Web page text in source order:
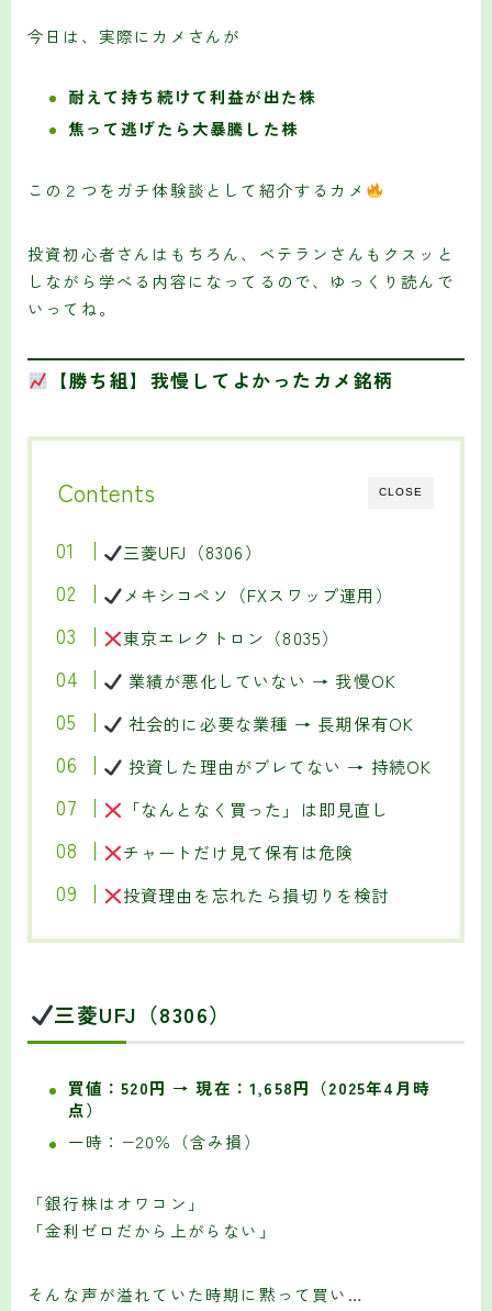
今日は、実際にカメさんが
耐えて持ち続けて利益が出た株
焦って逃げたら大暴騰した株
この２つをガチ体験談として紹介するカメ
投資初心者さんはもちろん、ベテランさんもクスッと
しながら学べる内容になってるので、ゆっくり読んで
いってね。
【勝ち組】我慢してよかったカメ銘柄
CLOSE
Contents
三菱UFJ（8306）
メキシコペソ（FXスワップ運用）
東京エレクトロン（8035）
業績が悪化していない → 我慢OK
社会的に必要な業種 → 長期保有OK
投資した理由がブレてない → 持続OK
「なんとなく買った」は即見直し
チャートだけ見て保有は危険
投資理由を忘れたら損切りを検討
三菱UFJ（8306）
買値：520円 → 現在：1,658円（2025年4月時
点）
一時：−20％（含み損）
「銀行株はオワコン」
「金利ゼロだから上がらない」
そんな声が溢れていた時期に黙って買い…